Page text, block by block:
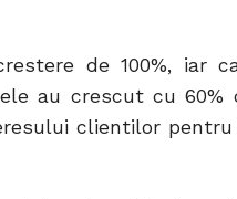
de 100%, iar
au crescut cu
clientilor pentru